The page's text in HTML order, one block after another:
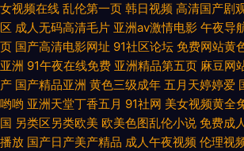
亚洲欧美日韩色 精品国产人成在线 婷婷激情香啪啪
的网址 亚洲潮喷在线播放 超碰久18 卡一卡二卡三乱
武 久久网址二区 天堂√在线中 91无码超碰爱搞 韩国
合自拍 91n新网址 国产天美传媒性色 日本免费观看
女视频在线 乱伦第一页 韩日视频 高清国产剧
区 成人无码高清毛片 亚洲av激情电影 午夜导
页 国产高清电影网址 91社区论坛 免费网站黄
亚洲 91午夜在线免费 亚洲精品第五页 麻豆网
产 国产精品亚洲 黄色三级成年 五月天婷婷爱
哟哟 亚洲天堂丁香五月 91社网 美女视频黄全
国 另类区另类欧美 欧美色图乱伦小说 免费成
播放 国产日产美产精品 成人午夜视频 伦理视